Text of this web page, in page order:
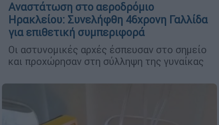
Αναστάτωση στο αεροδρόμιο
Ηρακλείου: Συνελήφθη 46χρονη Γαλλίδα
για επιθετική συμπεριφορά
Οι αστυνομικές αρχές έσπευσαν στο σημείο
και προχώρησαν στη σύλληψη της γυναίκας